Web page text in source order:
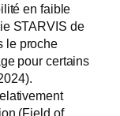
en faible
STARVIS de
le proche
pour certains
(Field of